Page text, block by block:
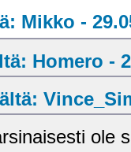
Mikko -
Homero -
ole